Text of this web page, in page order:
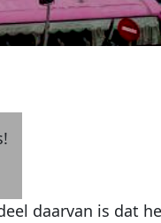
daarvan is dat